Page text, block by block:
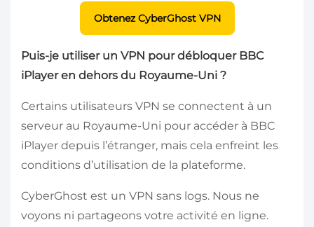
Obtenez CyberGhost VPN
Puis-je utiliser un VPN pour débloquer BBC
iPlayer en dehors du Royaume-Uni ?
Certains utilisateurs VPN se connectent à un
serveur au Royaume-Uni pour accéder à BBC
iPlayer depuis l’étranger, mais cela enfreint les
conditions d’utilisation de la plateforme.
CyberGhost est un VPN sans logs. Nous ne
voyons ni partageons votre activité en ligne.